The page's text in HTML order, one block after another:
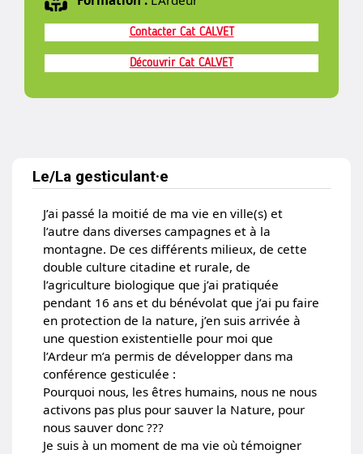
Contacter Cat CALVET
Découvrir Cat CALVET
Pesticides, le piège se referme-
François Veillerette
Le/La gesticulant·e
J’ai passé la moitié de ma vie en ville(s) et
l’autre dans diverses campagnes et à la
montagne. De ces différents milieux, de cette
double culture citadine et rurale, de
l’agriculture biologique que j’ai pratiquée
pendant 16 ans et du bénévolat que j’ai pu faire
en protection de la nature, j’en suis arrivée à
une question existentielle pour moi que
l’Ardeur m’a permis de développer dans ma
conférence gesticulée :
Pourquoi nous, les êtres humains, nous ne nous
activons pas plus pour sauver la Nature, pour
nous sauver donc ???
Je suis à un moment de ma vie où témoigner